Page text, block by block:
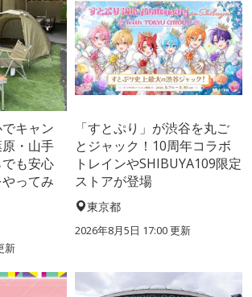
でキャン
・山手
も安心
ってみ
新
「すとぷり」が渋谷を丸ご
とジャック！10周年コラボ
トレインやSHIBUYA109限定
ストアが登場
東京都
2026年8月5日 17:00更新